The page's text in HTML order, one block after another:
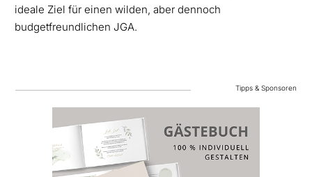
ideale Ziel für einen wilden, aber dennoch
budgetfreundlichen JGA.
Tipps & Sponsoren